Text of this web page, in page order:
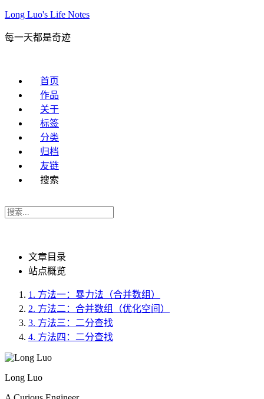
Long Luo's Life Notes
每一天都是奇迹
首页
作品
关于
标签
分类
归档
友链
搜索
文章目录
站点概览
1. 方法一：暴力法（合并数组）
2. 方法二：合并数组（优化空间）
3. 方法三：二分查找
4. 方法四：二分查找
Long Luo